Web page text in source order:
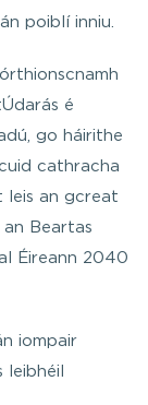
poiblí inniu.
é
go háirithe
cathracha
leis an gcreat
Beartas
Éireann 2040
iompair